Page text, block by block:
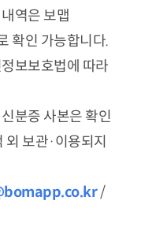
역은 보맵
확인 가능합니다.
보보호법에 따라
분증 사본은 확인
외 보관·이용되지
/